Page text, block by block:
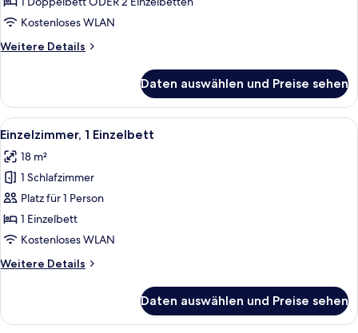
Kostenloses WLAN
Weitere Details
Weitere
Daten auswählen und Preise sehen
Alle
Fotos
für
Einzelzimmer,
1 Einzelbett
anzeigen
Ein Hotelzimmer mit Bett,
4
Einzelzimmer, 1 Einzelbett
18 m²
1 Schlafzimmer
Platz für 1 Person
1 Einzelbett
Kostenloses WLAN
Weitere Details
Weitere
1 Einzelbett
Daten auswählen und Preise sehen